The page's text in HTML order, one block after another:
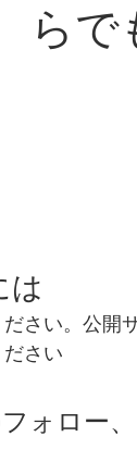
らで
は
さい。公開
さい
ォロー